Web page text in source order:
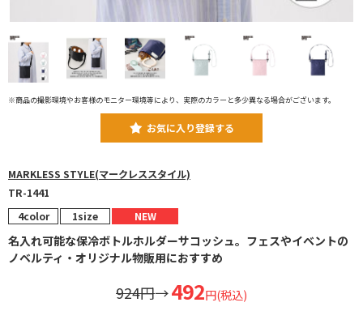
※商品の撮影環境やお客様のモニター環境等により、実際のカラーと多少異なる場合がございます。
お気に入り登録する
MARKLESS STYLE(マークレススタイル)
TR-1441
4color 1size NEW
名入れ可能な保冷ボトルホルダーサコッシュ。フェスやイベントの
ノベルティ・オリジナル物販用におすすめ
924円→492円(税込)